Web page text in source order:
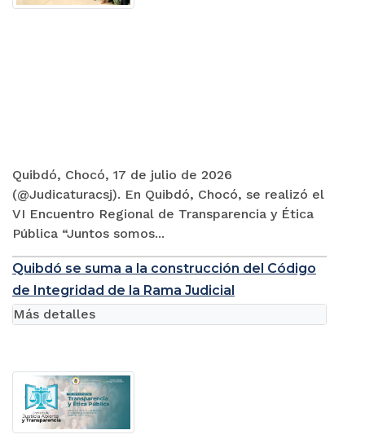
Quibdó, Chocó, 17 de julio de 2026
(@Judicaturacsj). En Quibdó, Chocó, se realizó el
VI Encuentro Regional de Transparencia y Ética
Pública “Juntos somos...
Quibdó se suma a la construcción del Código
de Integridad de la Rama Judicial
Más detalles